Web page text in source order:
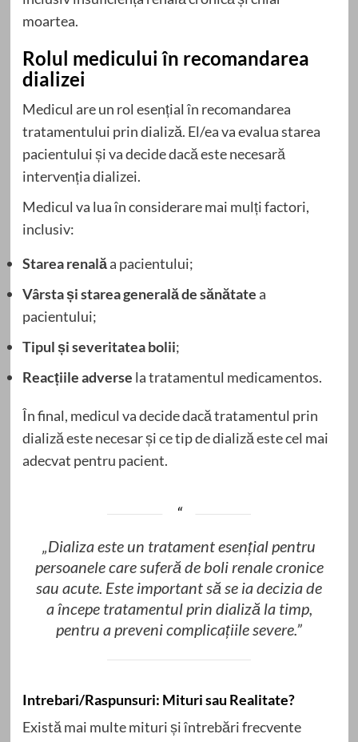
moartea.
Rolul medicului în recomandarea
dializei
Medicul are un rol esențial în recomandarea
tratamentului prin dializă. El/ea va evalua starea
pacientului și va decide dacă este necesară
intervenția dializei.
Medicul va lua în considerare mai mulți factori,
inclusiv:
Starea renalăa pacientului;
Vârsta și starea generală de sănătatea
pacientului;
Tipul și severitatea bolii;
Reacțiile adverse la tratamentul medicamentos.
În final, medicul va decide dacă tratamentul prin
dializă este necesar și ce tip de dializă este cel mai
adecvat pentru pacient.
„Dializa este un tratament esențial pentru
persoanele care suferă de boli renale cronice
sau acute. Este important să se ia decizia de
a începe tratamentul prin dializă la timp,
pentru a preveni complicațiile severe.”
Intrebari/Raspunsuri: Mituri sau Realitate?
Există mai multe mituri și întrebări frecvente